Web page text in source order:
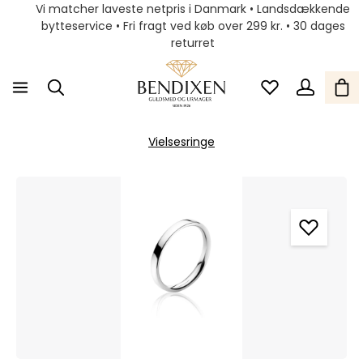
Vi matcher laveste netpris i Danmark • Landsdækkende
bytteservice • Fri fragt ved køb over 299 kr. • 30 dages
returret
Vielsesringe